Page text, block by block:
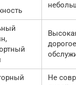
дорогое
Не